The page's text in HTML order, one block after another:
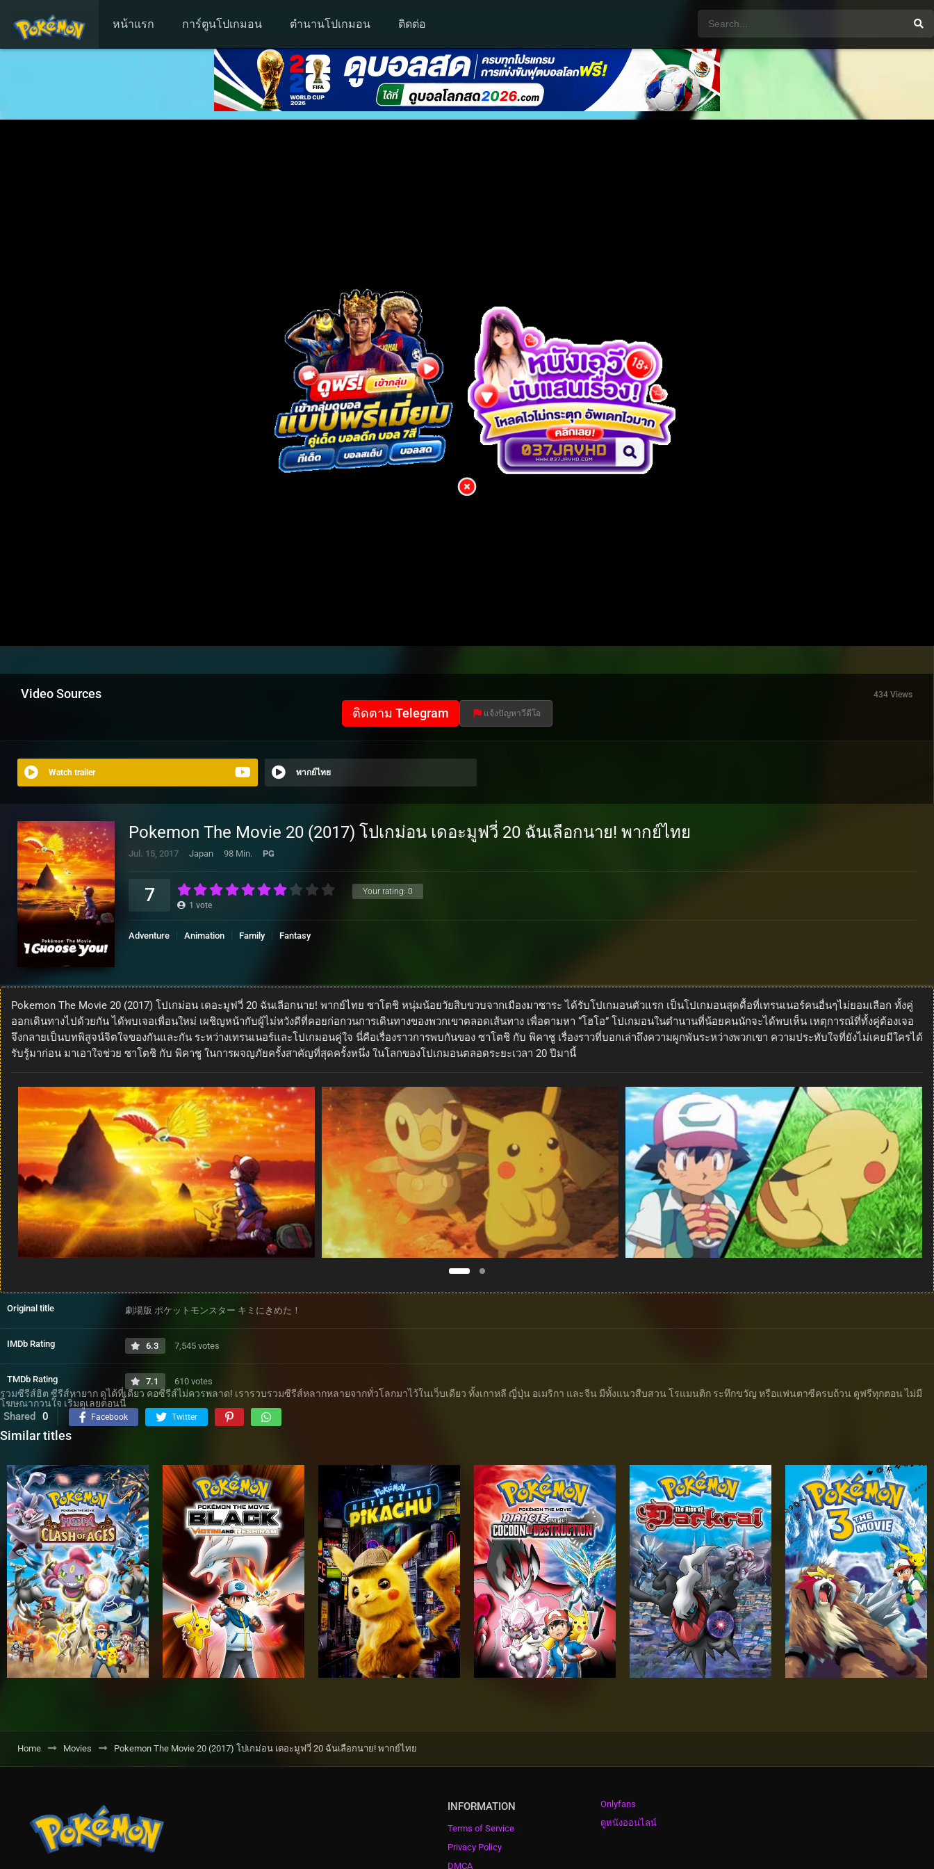
หน้าแรก การ์ตูนโปเกมอน ตำนานโปเกมอน ติดต่อ
Video Sources 434 Views
ติดตาม Telegram แจ้งปัญหาวีดีโอ
Watch trailer พากย์ไทย
Pokemon The Movie 20 (2017) โปเกม่อน เดอะมูฟวี่ 20 ฉันเลือกนาย! พากย์ไทย
Jul. 15, 2017 Japan 98 Min. PG
Your rating: 0
7 1 vote
Adventure Animation Family Fantasy
Pokemon The Movie 20 (2017) โปเกม่อน เดอะมูฟวี่ 20 ฉันเลือกนาย! พากย์ไทย ซาโตชิ หนุ่มน้อยวัยสิบขวบจากเมืองมาซาระ ได้รับโปเกมอนตัวแรก เป็นโปเกมอนสุดดื้อที่เทรนเนอร์คนอื่นๆไม่ยอมเลือก ทั้งคู่
ออกเดินทางไปด้วยกัน ได้พบเจอเพื่อนใหม่ เผชิญหน้ากับผู้ไม่หวังดีที่คอยก่อกวนการเดินทางของพวกเขาตลอดเส้นทาง เพื่อตามหา “โฮโอ” โปเกมอนในตำนานที่น้อยคนนักจะได้พบเห็น เหตุการณ์ที่ทั้งคู่ต้องเจอ
จึงกลายเป็นบทพิสูจน์จิตใจของกันและกัน ระหว่างเทรนเนอร์และโปเกมอนคู่ใจ นี่คือเรื่องราวการพบกันของ ซาโตชิ กับ พิคาชู เรื่องราวที่บอกเล่าถึงความผูกพันระหว่างพวกเขา ความประทับใจที่ยังไม่เคยมีใครได้
รับรู้มาก่อน มาเอาใจช่วย ซาโตชิ กับ พิคาชู ในการผจญภัยครั้งสาคัญที่สุดครั้งหนึ่ง ในโลกของโปเกมอนตลอดระยะเวลา 20 ปีมานี้
Original title 劇場版 ポケットモンスター キミにきめた！
IMDb Rating 6.3 7,545 votes
TMDb Rating 7.1 610 votes
รวมซีรีส์ฮิต ซีรีส์หายาก ดูได้ที่เดียว คอซีรีส์ไม่ควรพลาด! เรารวบรวมซีรีส์หลากหลายจากทั่วโลกมาไว้ในเว็บเดียว ทั้งเกาหลี ญี่ปุ่น อเมริกา และจีน มีทั้งแนวสืบสวน โรแมนติก ระทึกขวัญ หรือแฟนตาซีครบถ้วน ดูฟรีทุกตอน ไม่มี
โฆษณากวนใจ เริ่มดูเลยตอนนี้
Shared 0 Facebook Twitter
Similar titles
Home Movies Pokemon The Movie 20 (2017) โปเกม่อน เดอะมูฟวี่ 20 ฉันเลือกนาย! พากย์ไทย
INFORMATION
Terms of Service
Privacy Policy
DMCA
Onlyfans
ดูหนังออนไลน์